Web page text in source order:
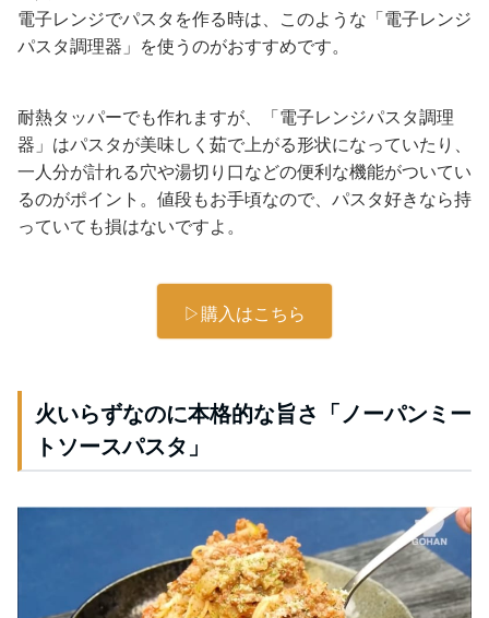
電子レンジでパスタを作る時は、このような「電子レンジ
パスタ調理器」を使うのがおすすめです。
耐熱タッパーでも作れますが、「電子レンジパスタ調理
器」はパスタが美味しく茹で上がる形状になっていたり、
一人分が計れる穴や湯切り口などの便利な機能がついてい
るのがポイント。値段もお手頃なので、パスタ好きなら持
っていても損はないですよ。
▷購入はこちら
火いらずなのに本格的な旨さ「ノーパンミー
トソースパスタ」